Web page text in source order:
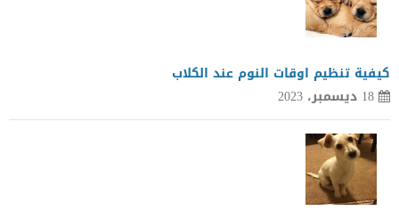
كيفية تنظيم اوقات النوم عند الكلاب
18 ديسمبر، 2023